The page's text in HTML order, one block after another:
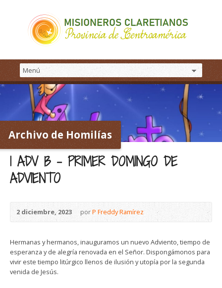
Archivo de Homilías
1 ADV B – PRIMER DOMINGO DE
ADVIENTO
2 diciembre, 2023 porP Freddy Ramírez
Hermanas y hermanos, inauguramos un nuevo Adviento, tiempo de
esperanza y de alegría renovada en el Señor. Dispongámonos para
vivir este tiempo litúrgico llenos de ilusión y utopía por la segunda
venida de Jesús.